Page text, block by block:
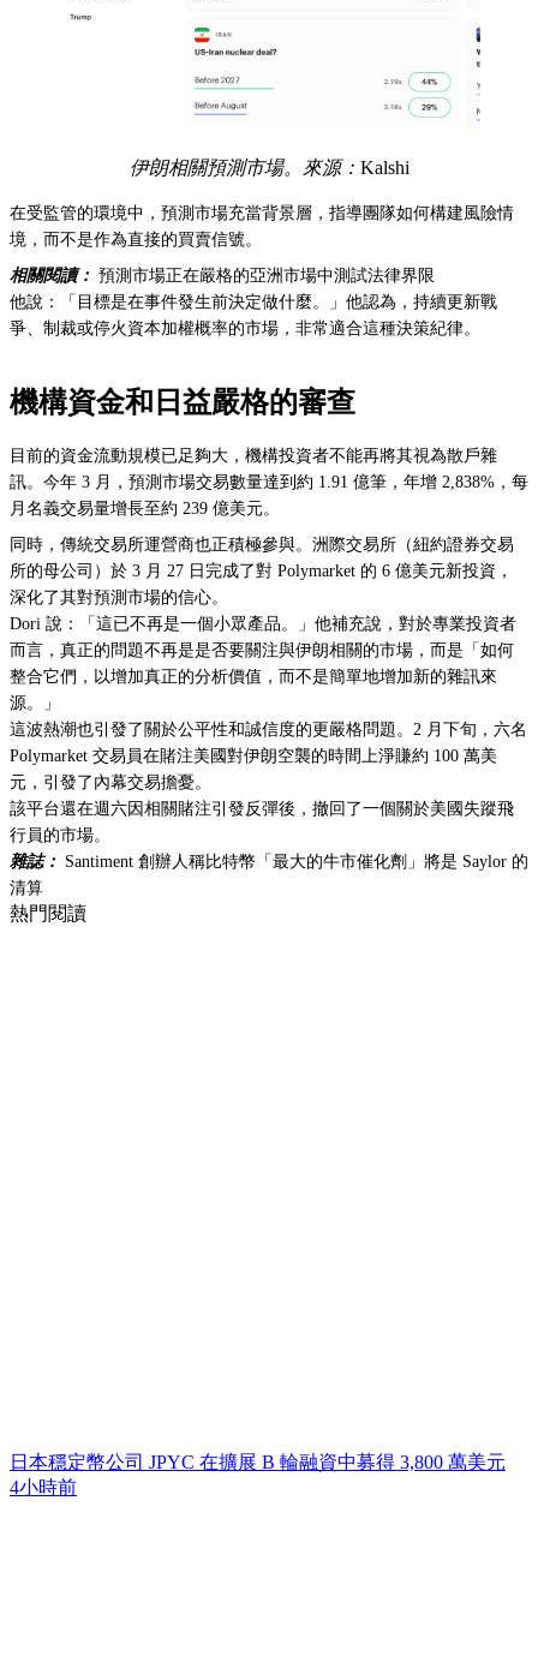
伊朗相關預測市場。來源： Kalshi
在受監管的環境中，預測市場充當背景層，指導團隊如何構建風險情
境，而不是作為直接的買賣信號。
相關閱讀： 預測市場正在嚴格的亞洲市場中測試法律界限
他說：「目標是在事件發生前決定做什麼。」他認為，持續更新戰
爭、制裁或停火資本加權概率的市場，非常適合這種決策紀律。
機構資金和日益嚴格的審查
目前的資金流動規模已足夠大，機構投資者不能再將其視為散戶雜
訊。今年 3 月，預測市場交易數量達到約 1.91 億筆，年增 2,838%，每
月名義交易量增長至約 239 億美元。
同時，傳統交易所運營商也正積極參與。洲際交易所（紐約證券交易
所的母公司）於 3 月 27 日完成了對 Polymarket 的 6 億美元新投資，
深化了其對預測市場的信心。
Dori 說：「這已不再是一個小眾產品。」他補充說，對於專業投資者
而言，真正的問題不再是是否要關注與伊朗相關的市場，而是「如何
整合它們，以增加真正的分析價值，而不是簡單地增加新的雜訊來
源。」
這波熱潮也引發了關於公平性和誠信度的更嚴格問題。2 月下旬，六名
Polymarket 交易員在賭注美國對伊朗空襲的時間上淨賺約 100 萬美
元，引發了內幕交易擔憂。
該平台還在週六因相關賭注引發反彈後，撤回了一個關於美國失蹤飛
行員的市場。
雜誌： Santiment 創辦人稱比特幣「最大的牛市催化劑」將是 Saylor 的
清算
熱門閱讀
日本穩定幣公司 JPYC 在擴展 B 輪融資中募得 3,800 萬美元
4小時前